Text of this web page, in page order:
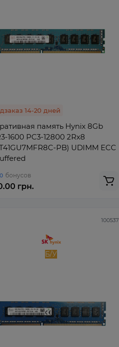
14-20 дней
память Hynix 8Gb
1600 PC3-12800 2Rx8
PB) UDIMM ECC
бонусов
грн.
100537
Б/У